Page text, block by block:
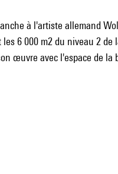
à l'artiste allemand
6 000 m2 du niveau 2
œuvre avec l'espace de